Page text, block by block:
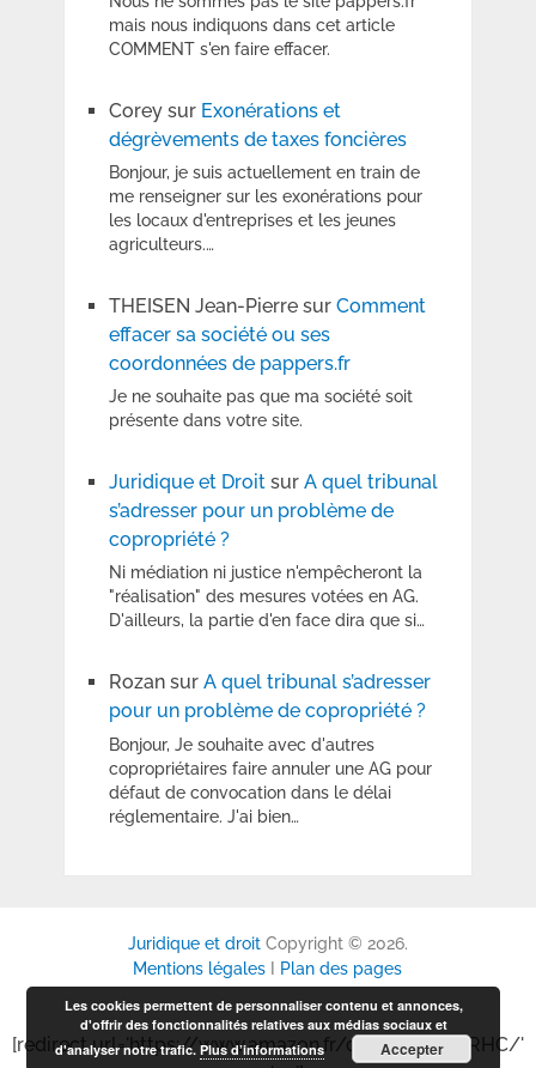
mais nous indiquons dans cet article
COMMENT s'en faire effacer.
Coreysur Exonérations et
dégrèvements de taxes foncières
Bonjour, je suis actuellement en train de
me renseigner sur les exonérations pour
les locaux d'entreprises et les jeunes
agriculteurs.…
THEISEN Jean-Pierresur Comment
effacer sa société ou ses
coordonnées de pappers.fr
Je ne souhaite pas que ma société soit
présente dans votre site.
Juridique et Droitsur A quel tribunal
s’adresser pour un problème de
copropriété ?
Ni médiation ni justice n'empêcheront la
"réalisation" des mesures votées en AG.
D'ailleurs, la partie d'en face dira que si…
Rozansur A quel tribunal s’adresser
pour un problème de copropriété ?
Bonjour, Je souhaite avec d'autres
copropriétaires faire annuler une AG pour
défaut de convocation dans le délai
réglementaire. J'ai bien…
Juridique et droitCopyright © 2026.
Mentions légales
Plan des pages
[redirect url='https://www.amazon.fr/dp/B0GP6P6RHC/'
Les cookies permettent de personnaliser contenu et annonces,
d'offrir des fonctionnalités relatives aux médias sociaux et
d'analyser notre trafic.Plus d’informations Accepter